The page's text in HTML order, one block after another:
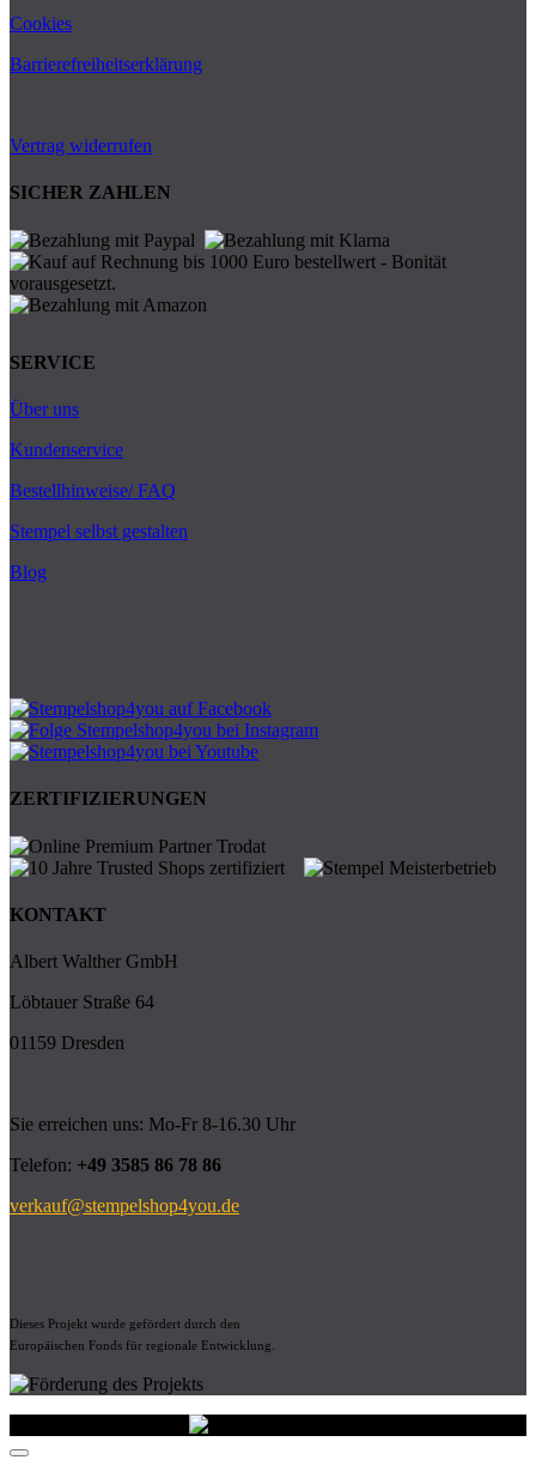
Cookies
Barrierefreiheitserklärung
Vertrag widerrufen
SICHER ZAHLEN
SERVICE
Über uns
Kundenservice
Bestellhinweise/ FAQ
Stempel selbst gestalten
Blog
ZERTIFIZIERUNGEN
KONTAKT
Albert Walther GmbH
Löbtauer Straße 64
01159 Dresden
Sie erreichen uns: Mo-Fr 8-16.30 Uhr
Telefon: +49 3585 86 78 86
verkauf@stempelshop4you.de
Dieses Projekt wurde gefördert durch den
Europäischen Fonds für regionale Entwicklung.